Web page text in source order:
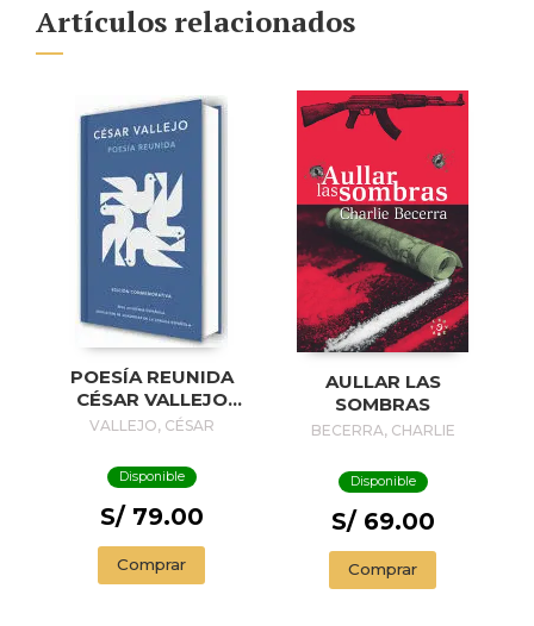
Artículos relacionados
POESÍA REUNIDA
CÉSAR VALLEJO
(EDICIÓN
DE LA RAE Y LA
ASALE) /
COLLECTED
POEMS BY CÉSAR
VALLEJO
(COMMEMORATIVE
VALLEJO, CÉSAR
Disponible
S/ 79.00
Comprar
AULLAR LAS
SOMBRAS
BECERRA, CHARLIE
Disponible
S/ 69.00
Comprar